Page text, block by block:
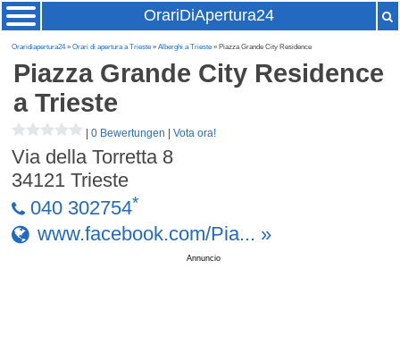
OrariDiApertura24
Oraridiapertura24»Orari di apertura a Trieste »Alberghi a Trieste » Piazza Grande City Residence
Piazza Grande City Residence
a Trieste
|0 Bewertungen |Vota ora!
Via della Torretta 8
34121 Trieste
040 302754*
www.facebook.com/Pia... »
Annuncio